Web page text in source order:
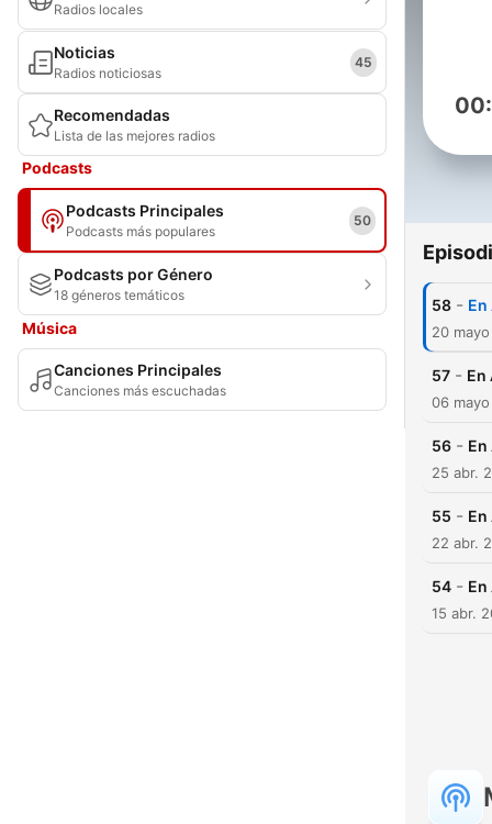
Radios locales
Noticias
Radios noticiosas
45
Recomendadas
Lista de las mejores radios
Podcasts
Podcasts Principales
Podcasts más populares
50
Podcasts por Género
18 géneros temáticos
Música
Canciones Principales
Canciones más escuchadas
58 -
20
57 - En
06
56 -
25 abr.
55 -
22 abr.
54 -
15 abr.